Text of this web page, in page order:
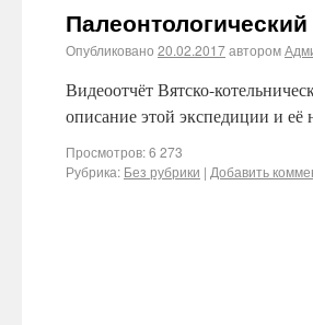
Опубликовано 20.02.2017автором
Видеоотчёт Вятско-
описание этой экспедиции и её
Просмотров: 6 273
Рубрика: Без рубрики | Добавить